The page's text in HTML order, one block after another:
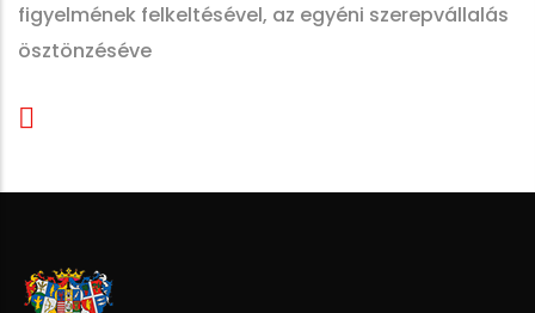
figyelmének felkeltésével, az egyéni szerepvállalás
ösztönzéséve